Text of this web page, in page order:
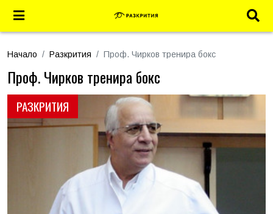
Начало Разкрития Проф. Чирков тренира бокс
РАЗКРИТИЯ
Проф. Чирков тренира бокс